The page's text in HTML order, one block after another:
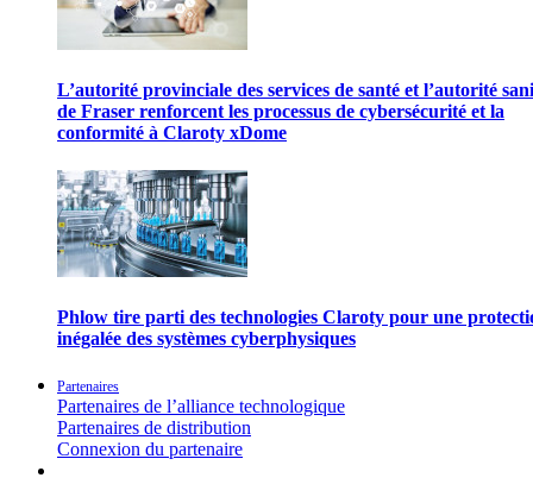
L’autorité provinciale des services de santé et l’autorité
de Fraser renforcent les processus de cybersécurité et la
conformité à Claroty xDome
Phlow tire parti des technologies Claroty pour une
inégalée des systèmes cyberphysiques
Partenaires
Partenaires de l’alliance technologique
Partenaires de distribution
Connexion du partenaire